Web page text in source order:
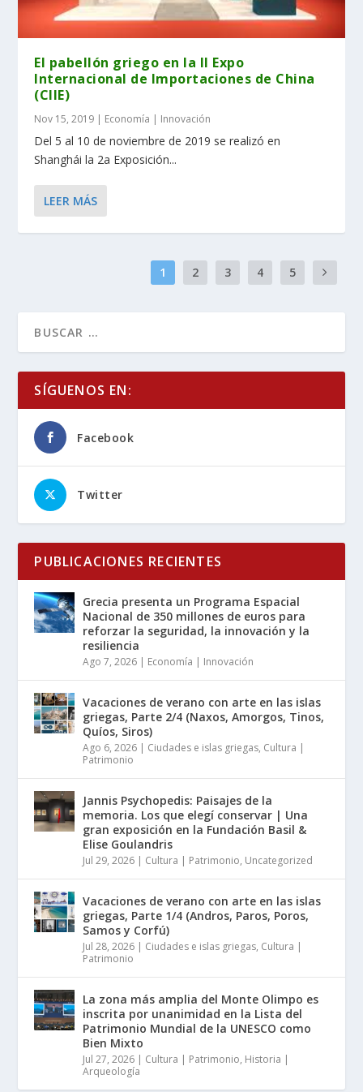
El pabellón griego en la II Expo
Internacional de Importaciones de China
(CIIE)
Nov 15, 2019 | Economía | Innovación
Del 5 al 10 de noviembre de 2019 se realizó en
Shanghái la 2a Exposición...
LEER MÁS
1 2 3 4 5
SÍGUENOS EN:
Facebook
Twitter
PUBLICACIONES RECIENTES
Grecia presenta un Programa Espacial
Nacional de 350 millones de euros para
reforzar la seguridad, la innovación y la
resiliencia
Ago 7, 2026 | Economía | Innovación
Vacaciones de verano con arte en las islas
griegas, Parte 2/4 (Naxos, Amorgos, Tinos,
Quíos, Siros)
Ago 6, 2026 | Ciudades e islas griegas, Cultura |
Patrimonio
Jannis Psychopedis: Paisajes de la
memoria. Los que elegí conservar | Una
gran exposición en la Fundación Basil &
Elise Goulandris
Jul 29, 2026 | Cultura | Patrimonio, Uncategorized
Vacaciones de verano con arte en las islas
griegas, Parte 1/4 (Andros, Paros, Poros,
Samos y Corfú)
Jul 28, 2026 | Ciudades e islas griegas, Cultura |
Patrimonio
La zona más amplia del Monte Olimpo es
inscrita por unanimidad en la Lista del
Patrimonio Mundial de la UNESCO como
Bien Mixto
Jul 27, 2026 | Cultura | Patrimonio, Historia |
Arqueología